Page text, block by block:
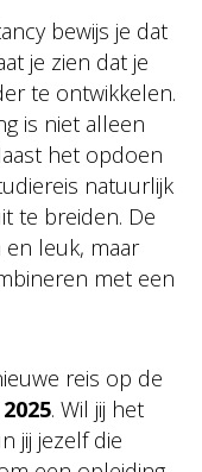
bewijs je dat
je zien dat je
te ontwikkelen.
is niet alleen
het opdoen
natuurlijk
te breiden. De
leuk, maar
met een
reis op de
. Wil jij het
jij jezelf die